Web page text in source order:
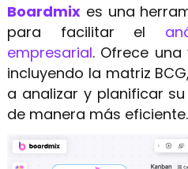
Boardmixes una
para facilitar el
empresarial. Ofrece
incluyendo la matriz
a analizar y planificar
de manera más eficiente.